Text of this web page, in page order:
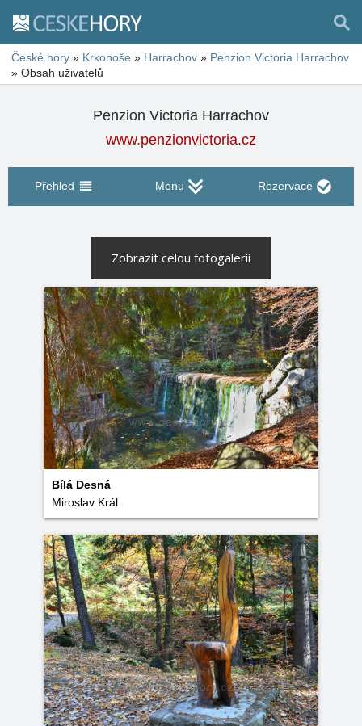
České hory » Krkonoše » Harrachov » Penzion Victoria Harrachov
» Obsah uživatelů
Penzion Victoria Harrachov
www.penzionvictoria.cz
Přehled Menu Rezervace
Zobrazit celou fotogalerii
Bílá Desná
Miroslav Král